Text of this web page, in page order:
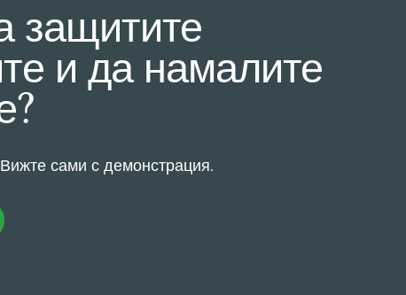
защитите
и да намалите
сами с демонстрация.